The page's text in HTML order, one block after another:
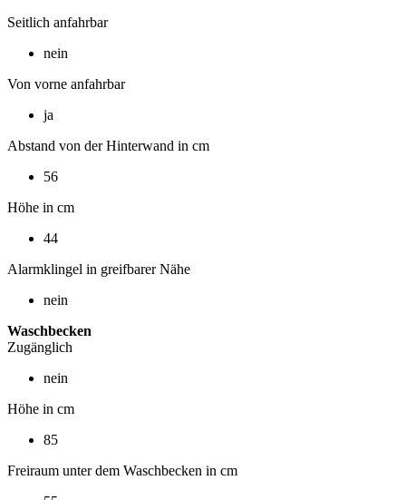
Seitlich anfahrbar
nein
Von vorne anfahrbar
ja
Abstand von der Hinterwand in cm
56
Höhe in cm
44
Alarmklingel in greifbarer Nähe
nein
Waschbecken
Zugänglich
nein
Höhe in cm
85
Freiraum unter dem Waschbecken in cm